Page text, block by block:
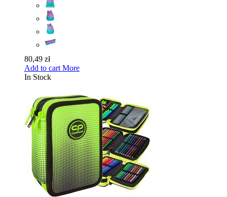
80,49 zł
Add to cart More
In Stock